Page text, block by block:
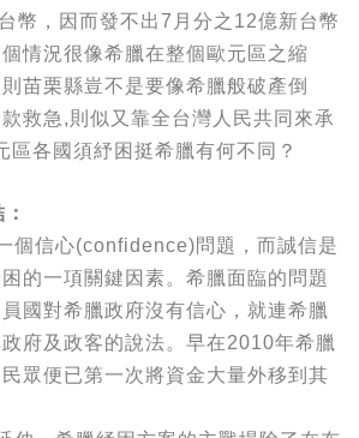
幣，因而發不出7月分之12億新台幣
情況很像希臘在整個歐元區之縮
苗栗縣豈不是要像希臘般破產倒
救急,則似又靠全台灣人民共同來承
區各國須紓困挺希臘有何不同？
個信心(confidence)問題，而誠信是
的一項關鍵因素。希臘面臨的問題
國對希臘政府沒有信心，就連希臘
府及政客的說法。早在2010年希臘
眾便已第一次將資金大量外移到其